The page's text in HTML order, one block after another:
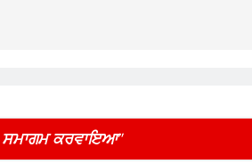
ਸਮਾਗਮ ਕਰਵਾਇਆ”